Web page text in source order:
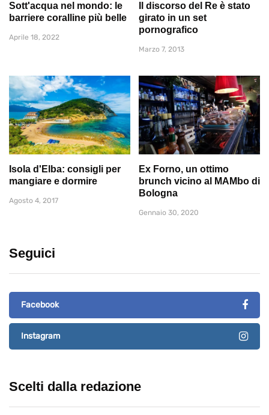
Sott'acqua nel mondo: le
barriere coralline più belle
Aprile 18, 2022
Il discorso del Re è stato
girato in un set
pornografico
Marzo 7, 2013
Isola d'Elba: consigli per
mangiare e dormire
Agosto 4, 2017
Ex Forno, un ottimo
brunch vicino al MAMbo di
Bologna
Gennaio 30, 2020
Seguici
Facebook
Instagram
Scelti dalla redazione